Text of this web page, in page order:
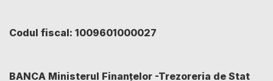
Codul fiscal: 1009601000027
BANCA Ministerul Finanțelor -Trezoreria de Stat